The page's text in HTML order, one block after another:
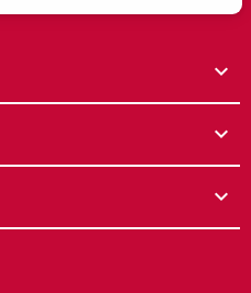
expand_more
expand_more
expand_more